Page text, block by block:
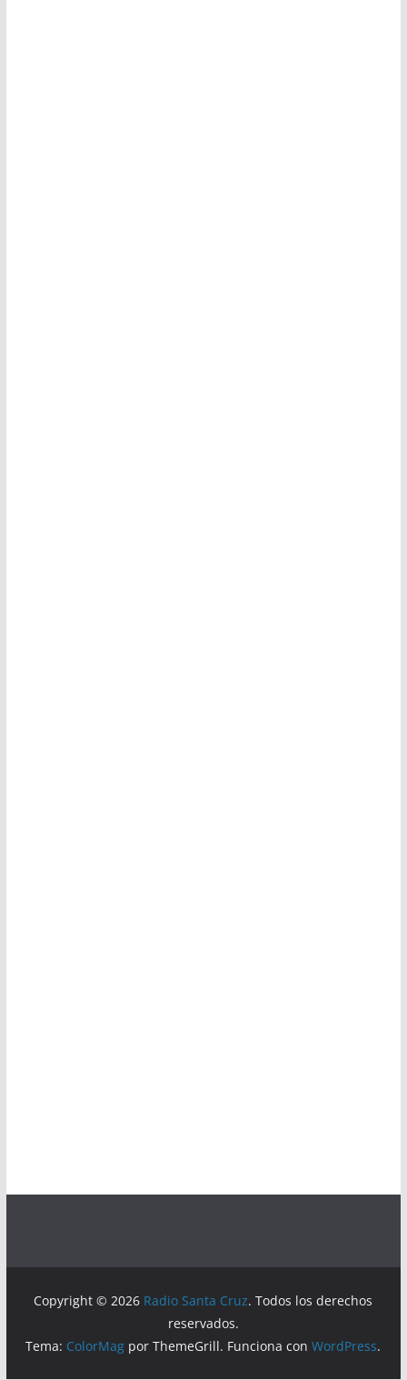
Copyright © 2026 Radio Santa Cruz. Todos los derechos
reservados.
Tema: ColorMag por ThemeGrill. Funciona conWordPress.